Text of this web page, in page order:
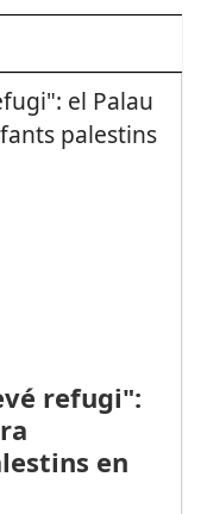
refugi":
en